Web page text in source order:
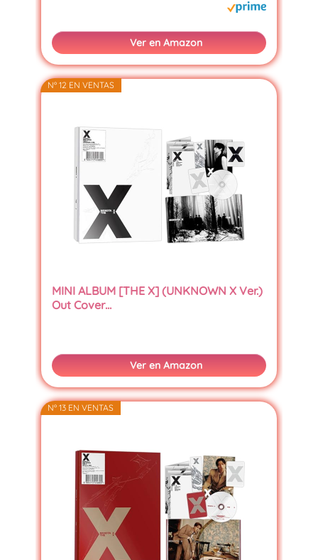
Ver en Amazon
Nº 12 EN VENTAS
MINI ALBUM [THE X] (UNKNOWN X Ver.)
Out Cover…
Ver en Amazon
Nº 13 EN VENTAS